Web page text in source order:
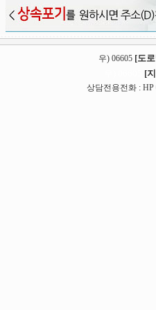
우) 06605 [도
[
상담전용전화 : HP